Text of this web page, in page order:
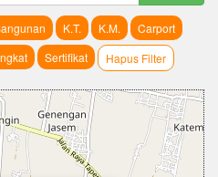
K.T. K.M.
Carport
Sertifikat Hapus Filter